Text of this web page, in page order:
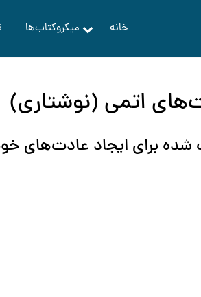
خانه میکروکتاب‌ها
اتمی (نوشتاری)
شده برای ایجاد